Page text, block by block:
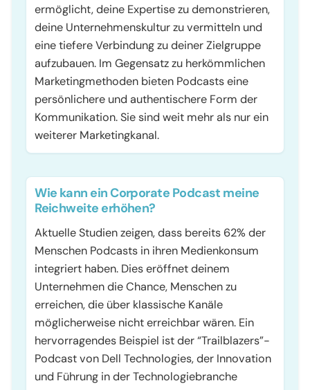
ermöglicht, deine Expertise zu demonstrieren,
deine Unternehmenskultur zu vermitteln und
eine tiefere Verbindung zu deiner Zielgruppe
aufzubauen. Im Gegensatz zu herkömmlichen
Marketingmethoden bieten Podcasts eine
persönlichere und authentischere Form der
Kommunikation. Sie sind weit mehr als nur ein
weiterer Marketingkanal.
Wie kann ein Corporate Podcast meine
Reichweite erhöhen?
Aktuelle Studien zeigen, dass bereits 62% der
Menschen Podcasts in ihren Medienkonsum
integriert haben. Dies eröffnet deinem
Unternehmen die Chance, Menschen zu
erreichen, die über klassische Kanäle
möglicherweise nicht erreichbar wären. Ein
hervorragendes Beispiel ist der “Trailblazers”-
Podcast von Dell Technologies, der Innovation
und Führung in der Technologiebranche